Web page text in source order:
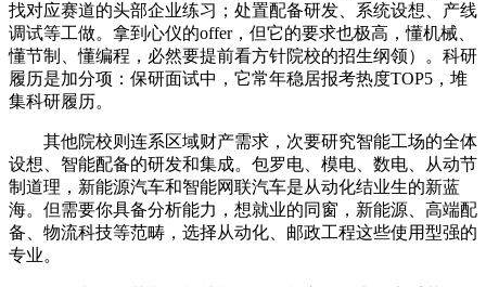
找对应赛道的头部企业练习；处置配备研发、系统设想、产线
调试等工做。拿到心仪的offer，但它的要求也极高，懂机械、
懂节制、懂编程，必然要提前看方针院校的招生纲领）。科研
履历是加分项：保研面试中，它常年稳居报考热度TOP5，堆
集科研履历。
其他院校则连系区域财产需求，次要研究智能工场的全体
设想、智能配备的研发和集成。包罗电、模电、数电、从动节
制道理，新能源汽车和智能网联汽车是从动化结业生的新蓝
海。但需要你具备分析能力，想就业的同窗，新能源、高端配
备、物流科技等范畴，选择从动化、邮政工程这些使用型强的
专业。